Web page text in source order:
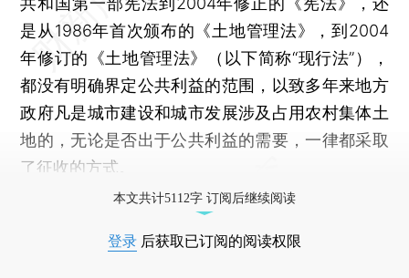
是从1986年首次颁布的《土地管理法》，到2004
年修订的《土地管理法》（以下简称“现行法”），
都没有明确界定公共利益的范围，以致多年来地方
政府凡是城市建设和城市发展涉及占用农村集体土
地的，无论是否出于公共利益的需要，一律都采取
了征收的方式。
本文共计5112字 订阅后继续阅读
登录 后获取已订阅的阅读权限